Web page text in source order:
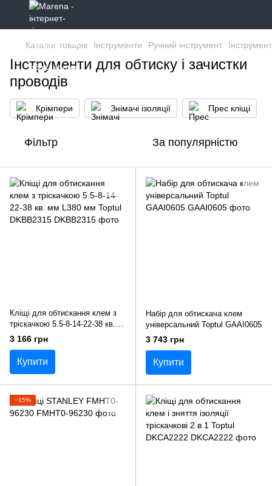
Каталог товарів Інструменти Ручний інструмент
Інструменти для обтиску і зачистки
проводів
Крімпери Знімачі ізоляції Прес кліщі
Фільтр За популярністю
Кліщі для обтискання клем з
тріскачкою 5.5-8-14-22-38 кв.
мм L380 мм Toptul DKBB2315
3 166 грн
Купити
Набір для обтискача клем
універсальний Toptul GAAI0605
3 743 грн
Купити
−15%